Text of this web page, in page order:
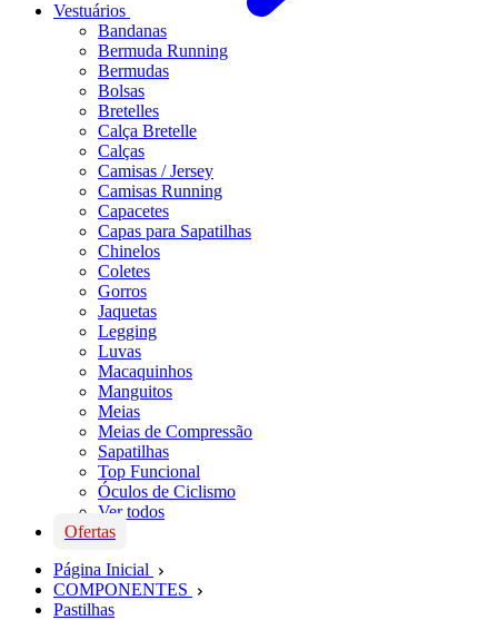
Vestuários
Bandanas
Bermuda Running
Bermudas
Bolsas
Bretelles
Calça Bretelle
Calças
Camisas / Jersey
Camisas Running
Capacetes
Capas para Sapatilhas
Chinelos
Coletes
Gorros
Jaquetas
Legging
Luvas
Macaquinhos
Manguitos
Meias
Meias de Compressão
Sapatilhas
Top Funcional
Óculos de Ciclismo
Ver todos
Ofertas
Página Inicial
COMPONENTES
Pastilhas